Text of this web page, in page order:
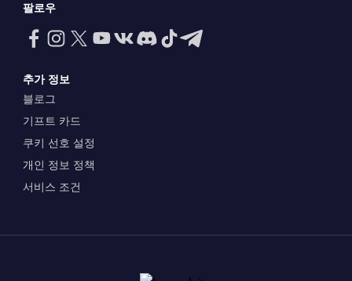
팔로우
추가 정보
블로그
기프트 카드
쿠키 선호 설정
개인 정보 정책
서비스 조건